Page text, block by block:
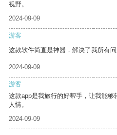
视野。
2024-09-09
游客
这款软件简直是神器，解决了我所有问
2024-09-09
游客
这款app是我旅行的好帮手，让我能
人情。
2024-09-09